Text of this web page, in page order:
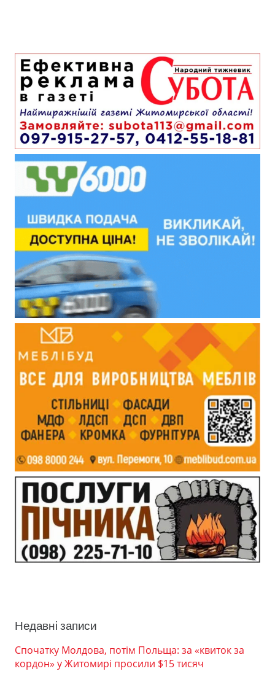
Недавні записи
Спочатку Молдова, потім Польща: за «квиток за
кордон» у Житомирі просили $15 тисяч